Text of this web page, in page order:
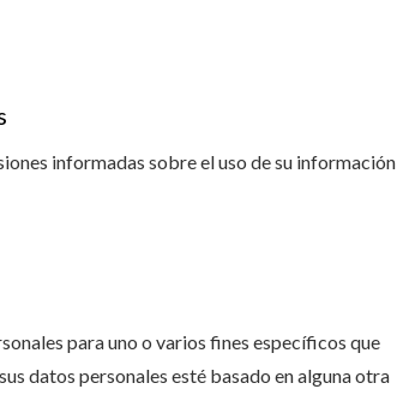
informadas sobre el uso de su información
para uno o varios fines específicos que
datos personales esté basado en alguna otra